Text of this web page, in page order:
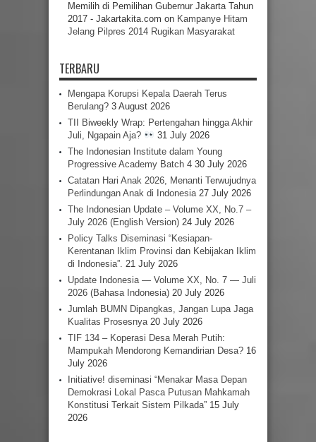
Memilih di Pemilihan Gubernur Jakarta Tahun
2017 - Jakartakita.com on Kampanye Hitam
Jelang Pilpres 2014 Rugikan Masyarakat
TERBARU
Mengapa Korupsi Kepala Daerah Terus
Berulang? 3 August 2026
TII Biweekly Wrap: Pertengahan hingga Akhir
Juli, Ngapain Aja?
31 July 2026
The Indonesian Institute dalam Young
Progressive Academy Batch 4 30 July 2026
Catatan Hari Anak 2026, Menanti Terwujudnya
Perlindungan Anak di Indonesia 27 July 2026
The Indonesian Update – Volume XX, No.7 –
July 2026 (English Version) 24 July 2026
Policy Talks Diseminasi “Kesiapan-
Kerentanan Iklim Provinsi dan Kebijakan Iklim
di Indonesia”. 21 July 2026
Update Indonesia — Volume XX, No. 7 — Juli
2026 (Bahasa Indonesia) 20 July 2026
Jumlah BUMN Dipangkas, Jangan Lupa Jaga
Kualitas Prosesnya 20 July 2026
TIF 134 – Koperasi Desa Merah Putih:
Mampukah Mendorong Kemandirian Desa? 16
July 2026
Initiative! diseminasi “Menakar Masa Depan
Demokrasi Lokal Pasca Putusan Mahkamah
Konstitusi Terkait Sistem Pilkada” 15 July
2026